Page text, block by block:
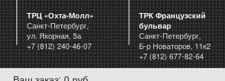
ТРЦ «Охта-Молл»
Санкт-Петербург,
ул. Якорная, 5а
+7 (812) 240-46-07
ТРК Французский
бульвар
Санкт-Петербург,
Б-р Новаторов, 11к2
+7 (812) 677-82-64